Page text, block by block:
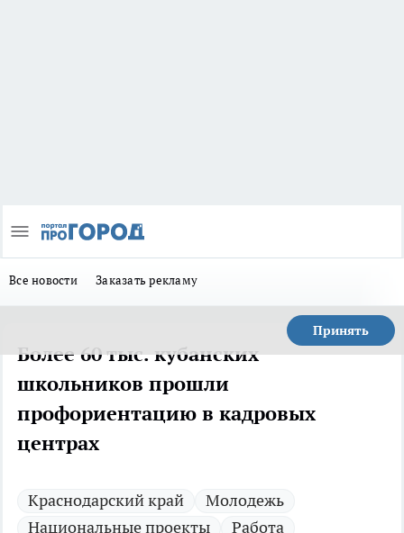
Все новости Заказать рекламу
Принять
Более 60 тыс. кубанских
школьников прошли
профориентацию в кадровых
центрах
Краснодарский край
Молодежь
Национальные проекты
Работа